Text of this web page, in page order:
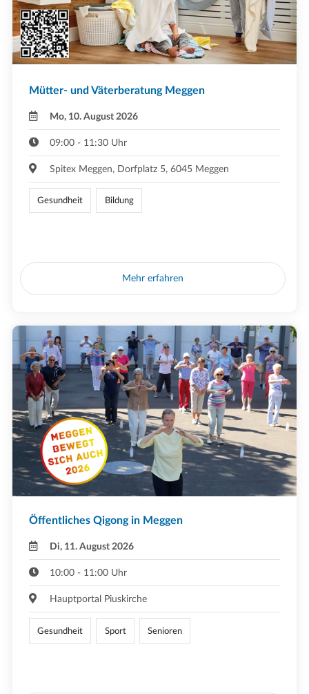
Mütter- und Väterberatung Meggen
Mo, 10. August 2026
09:00 - 11:30 Uhr
Spitex Meggen, Dorfplatz 5, 6045 Meggen
Gesundheit Bildung
Mehr erfahren
Öffentliches Qigong in Meggen
Di, 11. August 2026
10:00 - 11:00 Uhr
Hauptportal Piuskirche
Gesundheit Sport Senioren